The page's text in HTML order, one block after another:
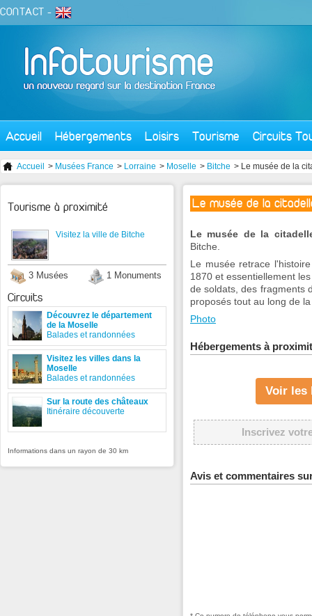
CONTACT -
Accueil Hébergements Loisirs Tourisme Circuits
Accueil > Musées France > Lorraine > Moselle > Bitche > Le musée de la
Le musée de la
Le musée de la
Bitche.
Le musée retrace
1870 et essentiellement
de soldats, des fragments
proposés tout au long de
Photo
Hébergements à
Voir les
Inscrivez
Avis et commentaires
Tourisme à proximité
Visitez la ville de Bitche
3 Musées 1 Monuments
Circuits
Découvrez le département
de la Moselle
Balades et randonnées
Visitez les villes dans la
Moselle
Balades et randonnées
Sur la route des châteaux
Itinéraire découverte
Informations dans un rayon de 30 km